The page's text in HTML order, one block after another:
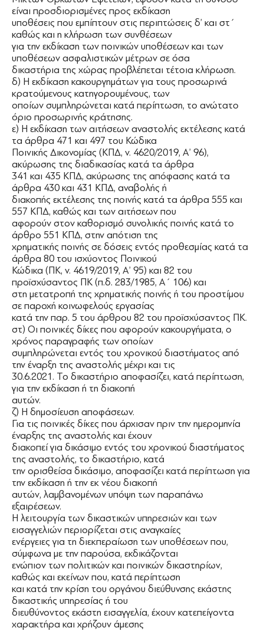
είναι προσδιορισμένες προς εκδίκαση
υποθέσεις που εμπίπτουν στις περιπτώσεις δ’ και στ΄
καθώς και η κλήρωση των συνθέσεων
για την εκδίκαση των ποινικών υποθέσεων και των
υποθέσεων ασφαλιστικών μέτρων σε όσα
δικαστήρια της χώρας προβλέπεται τέτοια κλήρωση.
δ) Η εκδίκαση κακουργημάτων για τους προσωρινά
κρατούμενους κατηγορουμένους, των
οποίων συμπληρώνεται κατά περίπτωση, το ανώτατο
όριο προσωρινής κράτησης.
ε) Η εκδίκαση των αιτήσεων αναστολής εκτέλεσης κατά
τα άρθρα 471 και 497 του Κώδικα
Ποινικής Δικονομίας (ΚΠΔ, ν. 4620/2019, Α’ 96),
ακύρωσης της διαδικασίας κατά τα άρθρα
341 και 435 ΚΠΔ, ακύρωσης της απόφασης κατά τα
άρθρα 430 και 431 ΚΠΔ, αναβολής ή
διακοπής εκτέλεσης της ποινής κατά τα άρθρα 555 και
557 ΚΠΔ, καθώς και των αιτήσεων που
αφορούν στον καθορισμό συνολικής ποινής κατά το
άρθρο 551 ΚΠΔ, στην απότιση της
χρηματικής ποινής σε δόσεις εντός προθεσμίας κατά τα
άρθρα 80 του ισχύοντος Ποινικού
Κώδικα (ΠΚ, ν. 4619/2019, Α’ 95) και 82 του
προϊσχύσαντος ΠΚ (π.δ. 283/1985, Α΄ 106) και
στη μετατροπή της χρηματικής ποινής ή του προστίμου
σε παροχή κοινωφελούς εργασίας
κατά την παρ. 5 του άρθρου 82 του προϊσχύσαντος ΠΚ.
στ) Οι ποινικές δίκες που αφορούν κακουργήματα, ο
χρόνος παραγραφής των οποίων
συμπληρώνεται εντός του χρονικού διαστήματος από
την έναρξη της αναστολής μέχρι και τις
30.6.2021. Το δικαστήριο αποφασίζει, κατά περίπτωση,
για την εκδίκαση ή τη διακοπή
αυτών.
ζ) Η δημοσίευση αποφάσεων.
Για τις ποινικές δίκες που άρχισαν πριν την ημερομηνία
έναρξης της αναστολής και έχουν
διακοπεί για δικάσιμο εντός του χρονικού διαστήματος
της αναστολής, το δικαστήριο, κατά
την ορισθείσα δικάσιμο, αποφασίζει κατά περίπτωση για
την εκδίκαση ή την εκ νέου διακοπή
αυτών, λαμβανομένων υπόψη των παραπάνω
εξαιρέσεων.
Η λειτουργία των δικαστικών υπηρεσιών και των
εισαγγελιών περιορίζεται στις αναγκαίες
ενέργειες για τη διεκπεραίωση των υποθέσεων που,
σύμφωνα με την παρούσα, εκδικάζονται
ενώπιον των πολιτικών και ποινικών δικαστηρίων,
καθώς και εκείνων που, κατά περίπτωση
και κατά την κρίση του οργάνου διεύθυνσης εκάστης
δικαστικής υπηρεσίας ή του
διευθύνοντος εκάστη εισαγγελία, έχουν κατεπείγοντα
χαρακτήρα και χρήζουν άμεσης